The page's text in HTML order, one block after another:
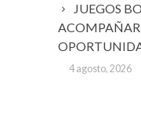
JUEGOS
4 agosto, 2026